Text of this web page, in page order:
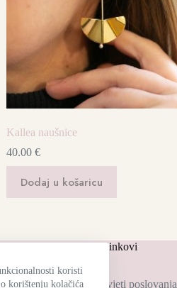
koristi
korištenju kolačića
Kallea naušnice
40.00 €
Dodaj u košaricu
Korisni linkovi
Uvjeti poslovanja